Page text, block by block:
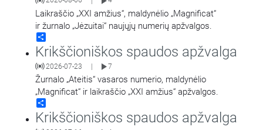
Laikraščio „XXI amžius“, maldynėlio „Magnificat“
ir žurnalo „Jėzuitai“ naujųjų numerių apžvalgos.
Krikščioniškos spaudos apžvalga
2026-07-23 7
Žurnalo „Ateitis“ vasaros numerio, maldynėlio
„Magnificat“ ir laikraščio „XXI amžius“ apžvalgos.
Krikščioniškos spaudos apžvalga